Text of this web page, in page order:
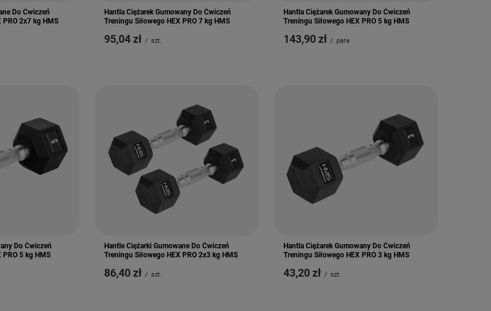
Do Ćwiczeń
PRO 2x7 kg HMS
Hantla Ciężarek Gumowany Do Ćwiczeń
Treningu Siłowego HEX PRO 7 kg HMS
95,04 zł / szt.
Hantla Ciężarek Gumowany Do Ćwiczeń
Treningu Siłowego HEX PRO 5 kg HMS
143,90 zł / para
Do Ćwiczeń
PRO 5 kg HMS
Hantle Ciężarki Gumowane Do Ćwiczeń
Treningu Siłowego HEX PRO 2x3 kg HMS
86,40 zł / szt.
Hantla Ciężarek Gumowany Do Ćwiczeń
Treningu Siłowego HEX PRO 3 kg HMS
43,20 zł / szt.